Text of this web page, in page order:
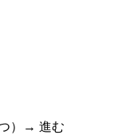
）→ 進む